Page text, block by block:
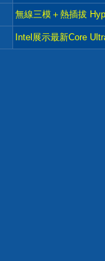
無線三模＋熱插拔
Intel展示最新Core